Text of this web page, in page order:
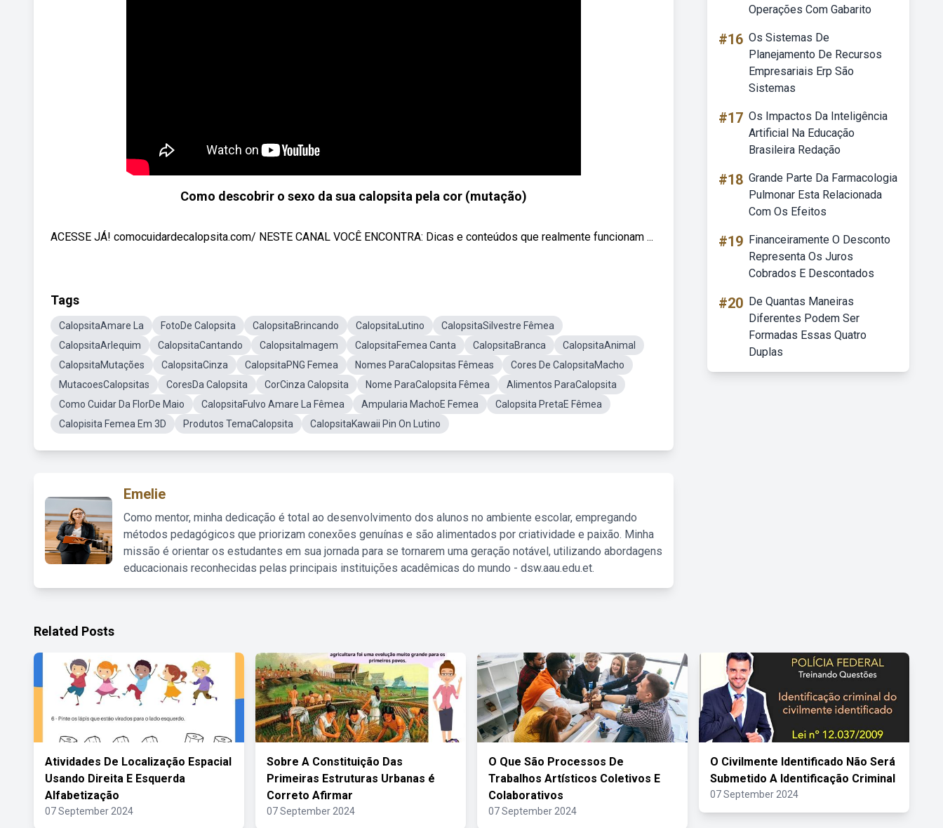
Como descobrir o sexo da sua calopsita pela cor (mutação)
ACESSE JÁ! comocuidardecalopsita.com/ NESTE CANAL VOCÊ ENCONTRA: Dicas e conteúdos que realmente funcionam ...
Tags
CalopsitaAmare La FotoDe Calopsita CalopsitaBrincando CalopsitaLutino
CalopsitaSilvestre Fêmea
CalopsitaArlequim
CalopsitaCantando CalopsitaImagem CalopsitaFemea Canta CalopsitaBranca
CalopsitaAnimal
CalopsitaMutações
CalopsitaCinza CalopsitaPNG Femea Nomes ParaCalopsitas Fêmeas
Cores De CalopsitaMacho
MutacoesCalopsitas
CoresDa Calopsita CorCinza Calopsita Nome ParaCalopsita Fêmea
Alimentos ParaCalopsita
Como Cuidar Da FlorDe Maio
CalopsitaFulvo Amare La Fêmea Ampularia MachoE Femea
Calopsita PretaE Fêmea
Calopisita Femea Em 3D
Produtos TemaCalopsita CalopsitaKawaii Pin On Lutino
Emelie
Como mentor, minha dedicação é total ao desenvolvimento dos alunos no ambiente escolar, empregando
métodos pedagógicos que priorizam conexões genuínas e são alimentados por criatividade e paixão. Minha
missão é orientar os estudantes em sua jornada para se tornarem uma geração notável, utilizando abordagens
educacionais reconhecidas pelas principais instituições acadêmicas do mundo - dsw.aau.edu.et.
Operações Com Gabarito
#16 Os Sistemas De
Planejamento De Recursos
Empresariais Erp São
Sistemas
#17 Os Impactos Da Inteligência
Artificial Na Educação
Brasileira Redação
#18 Grande Parte Da Farmacologia
Pulmonar Esta Relacionada
Com Os Efeitos
#19 Financeiramente O Desconto
Representa Os Juros
Cobrados E Descontados
#20 De Quantas Maneiras
Diferentes Podem Ser
Formadas Essas Quatro
Duplas
Related Posts
Atividades De Localização Espacial
Usando Direita E Esquerda
Alfabetização
07 September 2024
Sobre A Constituição Das
Primeiras Estruturas Urbanas é
Correto Afirmar
07 September 2024
O Que São Processos De
Trabalhos Artísticos Coletivos E
Colaborativos
07 September 2024
O Civilmente Identificado Não Será
Submetido A Identificação Criminal
07 September 2024